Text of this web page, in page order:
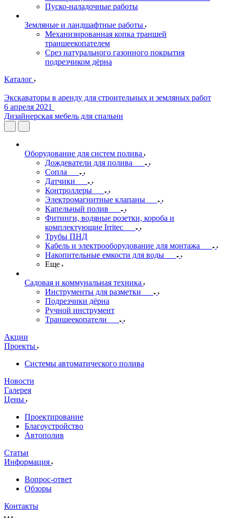
Пуско-наладочные работы
Земляные и ландшафтные работы
Механизированная копка траншей
траншеекопателем
Срез натурального газонного покрытия
подрезчиком дёрна
Каталог
Экскаваторы в аренду для строительных и земляных работ
6 апреля 2021
Дизайнерская мебель для спальни
Оборудование для систем полива
Дождеватели для полива
Сопла
Датчики
Контроллеры
Электромагнитные клапаны
Капельный полив
Фитинги, водяные розетки, короба и
комплектующие Irritec
Трубы ПНД
Кабель и электрооборудование для монтажа
Накопительные емкости для воды
Еще
Садовая и коммунальная техника
Инструменты для разметки
Подрезчики дёрна
Ручной инструмент
Траншеекопатели
Акции
Проекты
Системы автоматического полива
Новости
Галерея
Цены
Проектирование
Благоустройство
Автополив
Статьи
Информация
Вопрос-ответ
Обзоры
Контакты